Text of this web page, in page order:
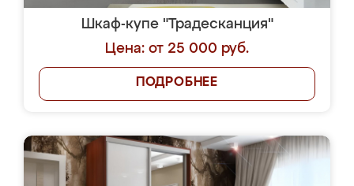
Шкаф-купе "Традесканция"
Цена: от 25 000 руб.
ПОДРОБНЕЕ